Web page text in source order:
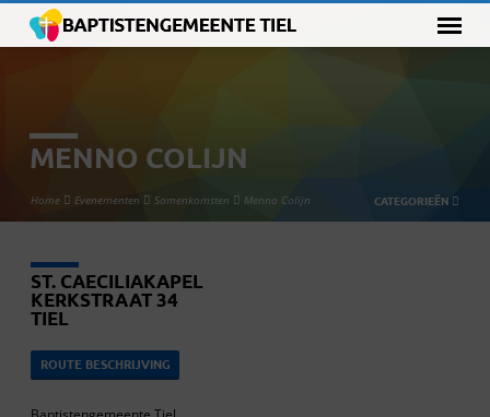
MENNO COLIJN
Home Evenementen Samenkomsten Menno Colijn CATEGORIEËN
ST. CAECILIAKAPEL
KERKSTRAAT 34
TIEL
ROUTE BESCHRIJVING